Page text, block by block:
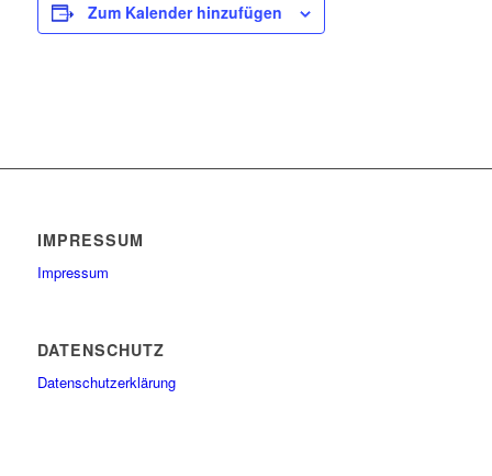
Zum Kalender hinzufügen
IMPRESSUM
Impressum
DATENSCHUTZ
Datenschutzerklärung